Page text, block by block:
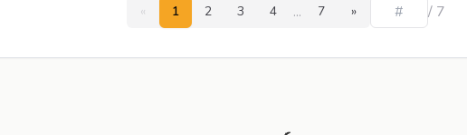
« 1 2 3 4 ... 7 » / 7